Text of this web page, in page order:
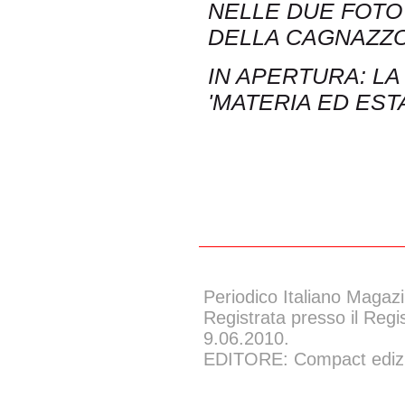
NELLE DUE
DELLA
IN APERTURA:
'MATERIA ED
Periodico Italiano
Registrata presso il
9.06.2010.
EDITORE: Compact